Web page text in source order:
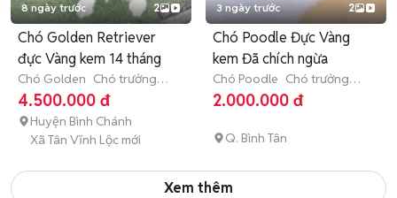
8 ngày trước 2
Chó Golden Retriever
đực Vàng kem 14 tháng
Chó Golden Chó trưởng
thành (hơn 1 tuổi)
4.500.000 đ
Huyện Bình Chánh
Xã Tân Vĩnh Lộc mới
3 ngày trước 2
Chó Poodle Đực Vàng
kem Đã chích ngừa
Chó Poodle Chó trưởng
thành (hơn 1 tuổi)
2.000.000 đ
Q. Bình Tân
Xem thêm